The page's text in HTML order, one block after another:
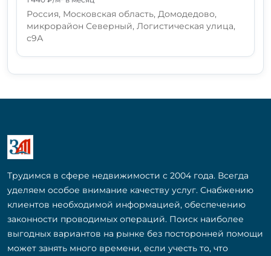
Россия, Московская область, Домодедово,
микрорайон Северный, Логистическая улица,
с9А
Трудимся в сфере недвижимости с 2004 года. Всегда
уделяем особое внимание качеству услуг. Снабжению
клиентов необходимой информацией, обеспечению
законности проводимых операций. Поиск наиболее
выгодных вариантов на рынке без посторонней помощи
может занять много времени, если учесть то, что